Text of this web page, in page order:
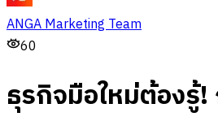
ANGA Marketing Team
60
ธุรกิจมือใหม่ต้องรู้